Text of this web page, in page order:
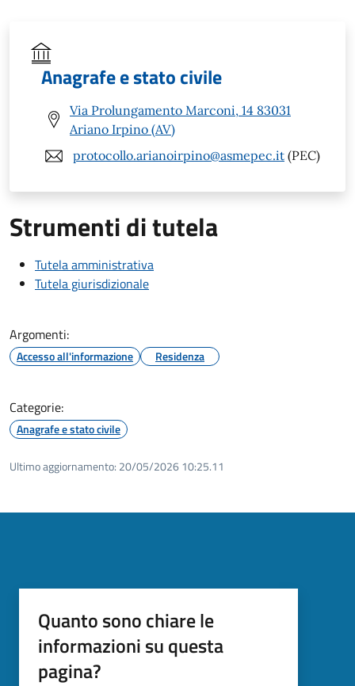
Anagrafe e stato civile
Via Prolungamento Marconi, 14 83031
Ariano Irpino (AV)
protocollo.arianoirpino@asmepec.it (PEC)
Strumenti di tutela
Tutela amministrativa
Tutela giurisdizionale
Argomenti:
Accesso all'informazione Residenza
Categorie:
Anagrafe e stato civile
Ultimo aggiornamento: 20/05/2026 10:25.11
Quanto sono chiare le
informazioni su questa
pagina?